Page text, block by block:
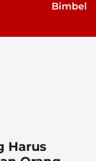
Bimbel
Harus